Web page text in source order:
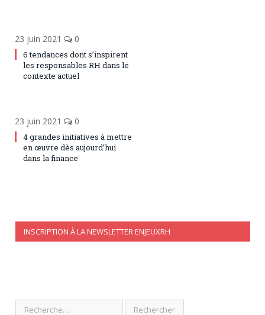
23 juin 2021 0
6 tendances dont s’inspirent
les responsables RH dans le
contexte actuel
23 juin 2021 0
4 grandes initiatives à mettre
en œuvre dès aujourd’hui
dans la finance
INSCRIPTION À LA NEWSLETTER ENJEUXRH